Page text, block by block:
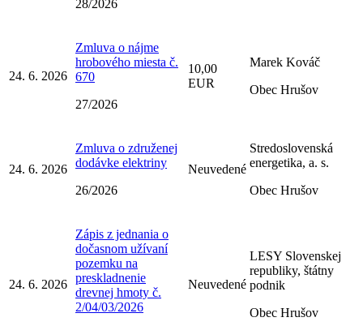
28/2026
24. 6. 2026
Zmluva o nájme
hrobového miesta č.
670
27/2026
10,00
EUR
Marek Kováč
Obec Hrušov
24. 6. 2026
Zmluva o združenej
dodávke elektriny
26/2026
Neuvedené
Stredoslovenská
energetika, a. s.
Obec Hrušov
24. 6. 2026
Zápis z jednania o
dočasnom užívaní
pozemku na
preskladnenie
drevnej hmoty č.
2/04/03/2026
Neuvedené
LESY Slovenskej
republiky, štátny
podnik
Obec Hrušov